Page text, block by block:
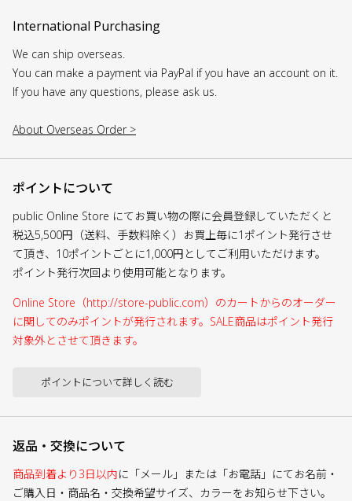
International Purchasing
We can ship overseas.
You can make a payment via PayPal if you have an account on it.
If you have any questions, please ask us.
About Overseas Order >
ポイントについて
public Online Store にてお買い物の際に会員登録していただくと
税込5,500円（送料、手数料除く）お買上毎に1ポイント発行させ
て頂き、10ポイントごとに1,000円としてご利用いただけます。
ポイント発行次回より使用可能となります。
Online Store（http://store-public.com）のカートからのオーダー
に関してのみポイントが発行されます。SALE商品はポイント発行
対象外とさせて頂きます。
ポイントについて詳しく読む
返品・交換について
商品到着より3日以内に「メール」または「お電話」にてお名前・
ご購入日・商品名・交換希望サイズ、カラーをお知らせ下さい。